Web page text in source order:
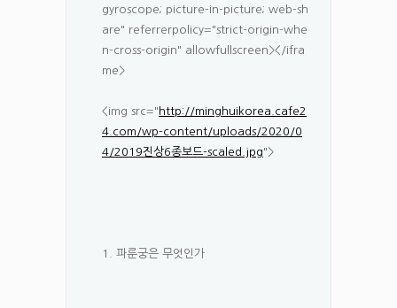
gyroscope; picture-in-picture; web-sh
are" referrerpolicy="strict-origin-whe
n-cross-origin" allowfullscreen></ifra
me>
<img src=" http://minghuikorea.cafe2
4.com/wp-content/uploads/2020/0
4/2019진상6종보드-scaled.jpg">
1. 파룬궁은 무엇인가